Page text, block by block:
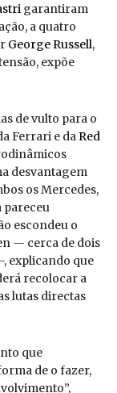
garantiram
a quatro
George Russell,
expõe
de vulto para o
Ferrari e daRed
desvantagem
os Mercedes,
pareceu
escondeu o
— cerca de dois
explicando que
recolocar a
lutas directas
que
de o fazer,